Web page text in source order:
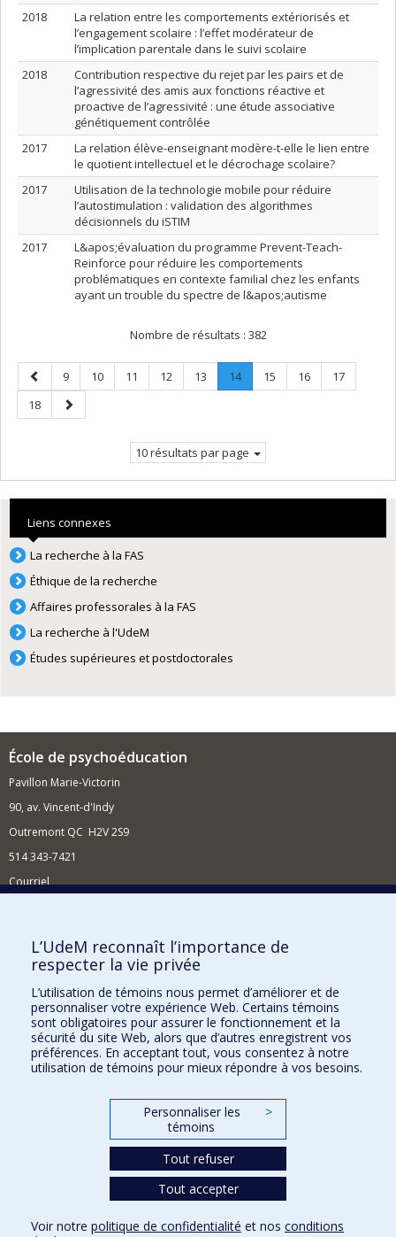
2018
La relation entre les comportements extériorisés et
l’engagement scolaire : l’effet modérateur de
l’implication parentale dans le suivi scolaire
2018
Contribution respective du rejet par les pairs et de
l’agressivité des amis aux fonctions réactive et
proactive de l’agressivité : une étude associative
génétiquement contrôlée
2017
La relation élève-enseignant modère-t-elle le lien entre
le quotient intellectuel et le décrochage scolaire?
2017
Utilisation de la technologie mobile pour réduire
l’autostimulation : validation des algorithmes
décisionnels du iSTIM
2017
L&apos;évaluation du programme Prevent-Teach-
Reinforce pour réduire les comportements
problématiques en contexte familial chez les enfants
ayant un trouble du spectre de l&apos;autisme
Nombre de résultats : 382
Page
précédente
Page
9 Page
10 Page
11 Page
12 Page
13 Page
14.
Page
Page
15 Page
16 Page
17
Page
18
Page
suivante
10 résultats par page
Liens connexes
La recherche à la FAS
Éthique de la recherche
Affaires professorales à la FAS
La recherche à l'UdeM
Études supérieures et postdoctorales
École de psychoéducation
Pavillon Marie-Victorin
90, av. Vincent-d'Indy
Outremont QC H2V 2S9
514 343-7421
Courriel
Comment soutenir l'École?
BESOIN D'AIDE?
Plan du site
Signaler une erreur
Accessibilité
FACULTÉ DES ARTS ET DES SCIENCES
Nos départements et écoles
L’UdeM reconnaît l’importance de
respecter la vie privée
L’utilisation de témoins nous permet d’améliorer et de
personnaliser votre expérience Web. Certains témoins
sont obligatoires pour assurer le fonctionnement et la
sécurité du site Web, alors que d’autres enregistrent vos
préférences. En acceptant tout, vous consentez à notre
utilisation de témoins pour mieux répondre à vos besoins.
Personnaliser les
témoins
>
Tout refuser
Tout accepter
Voir notre politique de confidentialité et nos conditions